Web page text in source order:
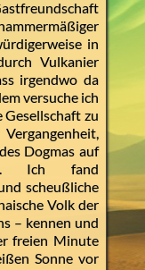
in
Vulkanier
irgendwo da
versuche ich
Gesellschaft zu
Dogmas auf
Ich fand
scheußliche
Volk der
– kennen und
freien Minute
Sonne vor